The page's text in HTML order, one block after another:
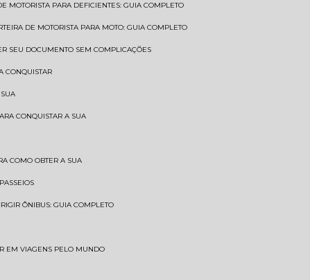
MOTORISTA PARA DEFICIENTES: GUIA COMPLETO
DE MOTORISTA PARA MOTO: GUIA COMPLETO
SEU DOCUMENTO SEM COMPLICAÇÕES
CONQUISTAR
CONQUISTAR A SUA
COMO OBTER A SUA
ÔNIBUS: GUIA COMPLETO
EM VIAGENS PELO MUNDO